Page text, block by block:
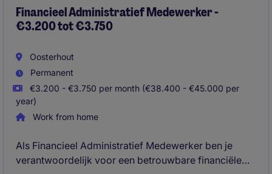
Financieel Administratief Medewerker -
€3.200 tot €3.750
Oosterhout
Permanent
€3.200 - €3.750 per month (€38.400 - €45.000 per
year)
Work from home
Als Financieel Administratief Medewerker ben je
verantwoordelijk voor een betrouwbare financiële